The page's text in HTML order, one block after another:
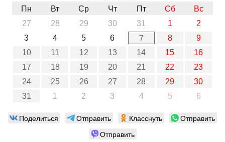
Пн
Вт Ср Чт Пт Сб
Вс
27
28 29 30 31 1
2
3
4 5 6 7 8
9
10
11 12 13 14 15
16
17
18 19 20 21 22
23
24
25 26 27 28 29
30
31
1 2 3 4 5 6
Поделиться Отправить Класснуть
Отправить
Отправить